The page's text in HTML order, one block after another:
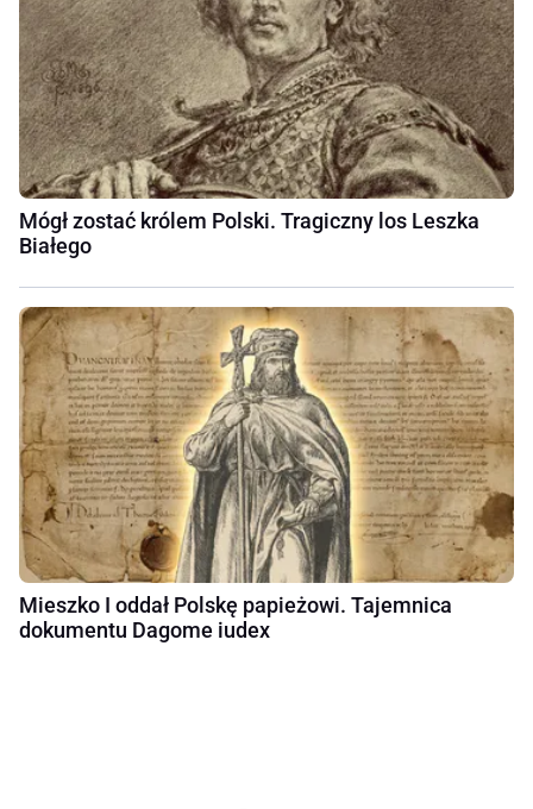
Mógł zostać królem Polski. Tragiczny los Leszka
Białego
Mieszko I oddał Polskę papieżowi. Tajemnica
dokumentu Dagome iudex